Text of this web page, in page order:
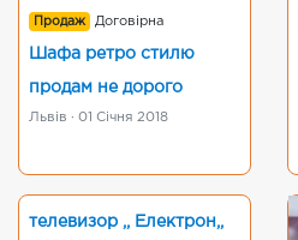
Продаж Договірна
Шафа ретро стилю
продам не дорого
Львів · 01 Січня 2018
телевизор ,, Електрон,,